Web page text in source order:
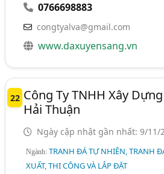
0766698883
congtyalva@gmail.com
www.daxuyensang.vn
22 Công Ty TNHH Xây
Hải Thuận
Ngày cập nhật gần nhất: 9/11/
Ngành:TRANH ĐÁ TỰ NHIÊN, TRANH
XUẤT, THI CÔNG VÀ LẮP ĐẶT